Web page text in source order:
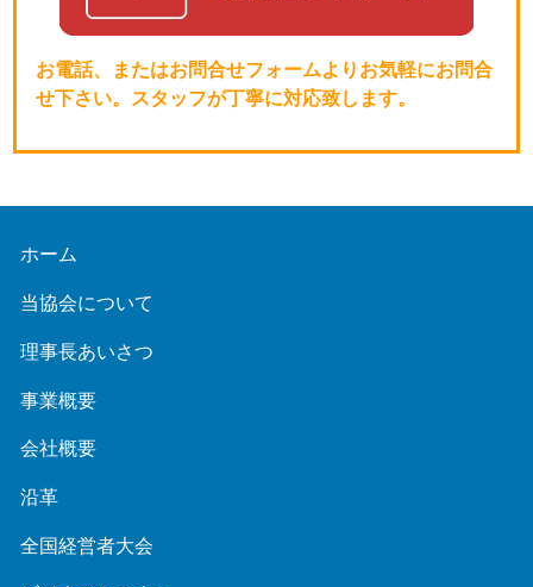
お電話、またはお問合せフォームよりお気軽にお問合
せ下さい。スタッフが丁寧に対応致します。
ホーム
当協会について
理事長あいさつ
事業概要
会社概要
沿革
全国経営者大会